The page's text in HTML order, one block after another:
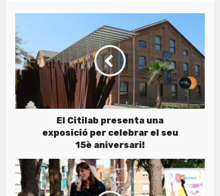
El Citilab presenta una
exposició per celebrar el seu
15è aniversari!